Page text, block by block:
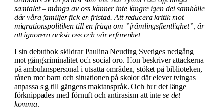
samtalet – många av oss känner inte längre igen det samhälle
där våra familjer fick en fristad. Att reducera kritik mot
migrationspolitiken till en fråga om ”främlingsfientlighet”, är
att ignorera också oss och vår erfarenhet.
I sin debutbok skildrar Paulina Neuding Sveriges nedgång
mot gängkriminalitet och social oro. Hon beskriver attackerna
på ambulanspersonal i utsatta områden, stöket på biblioteken,
rånen mot barn och situationen på skolor där elever tvingas
anpassa sig till gängens maktanspråk. Och hur det länge
förknippades med förnuft och antirasism att inte se det
komma.